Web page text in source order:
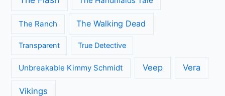
Once Upon A Time Orange is the New Black
Outlander Riverdale Sherlock
Silent Witness Silicon Valley
The Big Bang Theory The Blacklist